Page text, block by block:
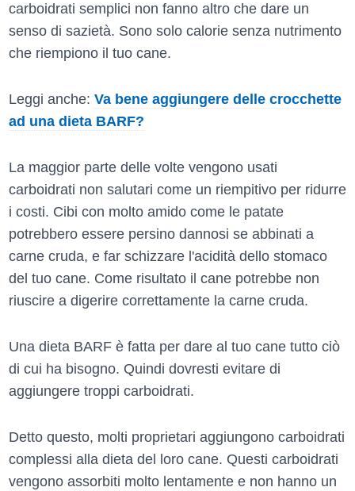
carboidrati semplici non fanno altro che dare un
senso di sazietà. Sono solo calorie senza nutrimento
che riempiono il tuo cane.
Leggi anche: Va bene aggiungere delle crocchette
ad una dieta BARF?
La maggior parte delle volte vengono usati
carboidrati non salutari come un riempitivo per ridurre
i costi. Cibi con molto amido come le patate
potrebbero essere persino dannosi se abbinati a
carne cruda, e far schizzare l'acidità dello stomaco
del tuo cane. Come risultato il cane potrebbe non
riuscire a digerire correttamente la carne cruda.
Una dieta BARF è fatta per dare al tuo cane tutto ciò
di cui ha bisogno. Quindi dovresti evitare di
aggiungere troppi carboidrati.
Detto questo, molti proprietari aggiungono carboidrati
complessi alla dieta del loro cane. Questi carboidrati
vengono assorbiti molto lentamente e non hanno un